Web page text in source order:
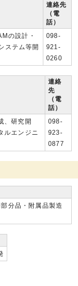
連絡先
（電
話）
の設計・
ステム等開
098-
921-
0260
連絡
先
（電
話）
、研究開
ルエンジニ
098-
923-
0877
分品・附属品製造